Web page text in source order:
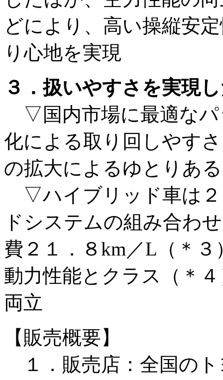
どにより、高い操縦安
り心地を実現
３．扱いやすさを実現
▽国内市場に最適なパ
化による取り回しやす
の拡大によるゆとりあ
▽ハイブリッド車は２
ドシステムの組み合わ
費２１．８km／L（＊
動力性能とクラス（＊
両立
【販売概要】
１．販売店：全国のト